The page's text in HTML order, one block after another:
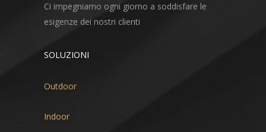
Ci impegniamo ogni giorno a soddisfare le
esigenze dei nostri clienti
SOLUZIONI
Outdoor
Indoor